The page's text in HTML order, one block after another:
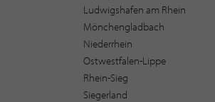
Ludwigshafen am Rhein
Mönchengladbach
Niederrhein
Ostwestfalen-Lippe
Rhein-Sieg
Siegerland